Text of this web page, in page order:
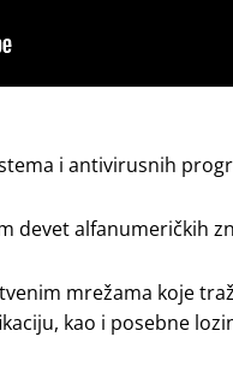
i antivirusnih
devet alfanumeričkih
mrežama koje
kao i posebne